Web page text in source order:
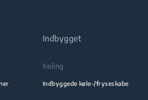
Indbygget
Køling
Indbyggede køle-/fryseskabe